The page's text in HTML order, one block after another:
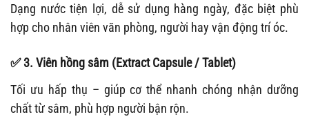
Dạng nước tiện lợi, dễ sử dụng hàng ngày, đặc biệt phù
hợp cho nhân viên văn phòng, người hay vận động trí óc.
✅ 3. Viên hồng sâm (Extract Capsule / Tablet)
Tối ưu hấp thụ – giúp cơ thể nhanh chóng nhận dưỡng
chất từ sâm, phù hợp người bận rộn.